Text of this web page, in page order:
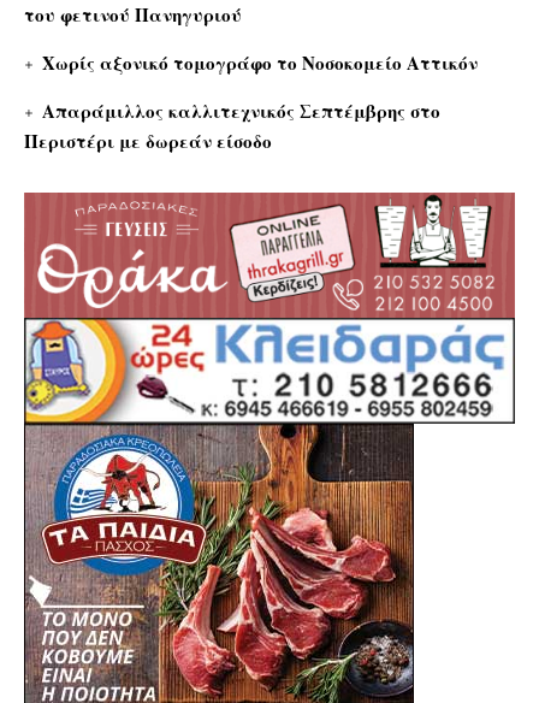
του φετινού Πανηγυριού
Χωρίς αξονικό τομογράφο το Νοσοκομείο Αττικόν
Απαράμιλλος καλλιτεχνικός Σεπτέμβρης στο
Περιστέρι με δωρεάν είσοδο